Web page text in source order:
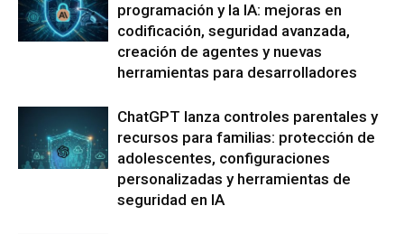
programación y la IA: mejoras en
codificación, seguridad avanzada,
creación de agentes y nuevas
herramientas para desarrolladores
ChatGPT lanza controles parentales y
recursos para familias: protección de
adolescentes, configuraciones
personalizadas y herramientas de
seguridad en IA